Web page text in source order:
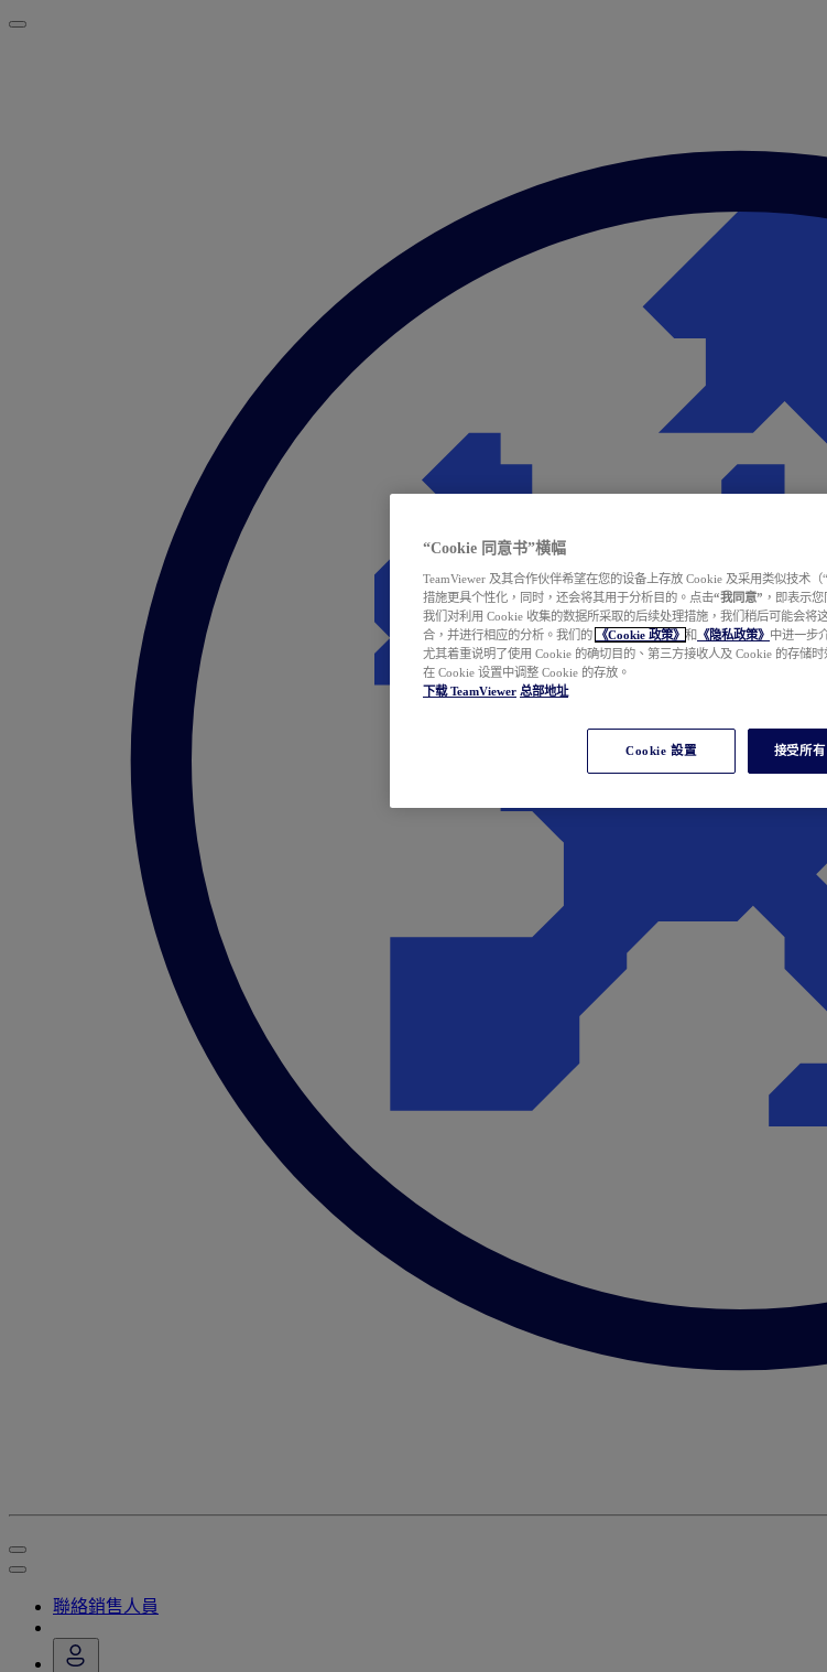
聯絡銷售人員
“Cookie 同意书”横幅
TeamViewer 及其合作伙伴希望在您的设备上存放 Cookie 及采用类似技术
措施更具个性化，同时，还会将其用于分析目的。点击“我同意” ，即表示
我们对利用 Cookie 收集的数据所采取的后续处理措施，我们稍后可能会将
合，并进行相应的分析。我们的
《Cookie 政策》 和 《隐私政策》 中进一步
尤其着重说明了使用 Cookie 的确切目的、第三方接收人及 Cookie 的存储
在 Cookie 设置中调整 Cookie 的存放。
下载 TeamViewer 总部地址
Cookie 設置 接受所